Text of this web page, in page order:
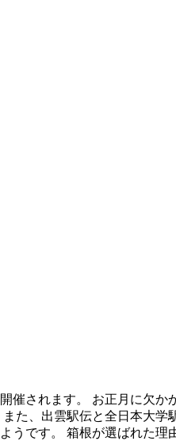
されます。 お正月に欠
た、出雲駅伝と全日本大
うです。 箱根が選ばれた